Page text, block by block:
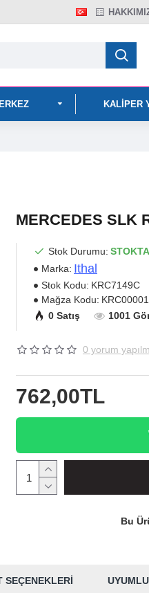
KALIPER
MERCEDES SLK
Stok Durumu:
Marka: Ithal
Stok Kodu: KRC7149C
Mağza Kodu:
0 Satış
1001
0 yorum
762,00TL
Bu
SEÇENEKLERI